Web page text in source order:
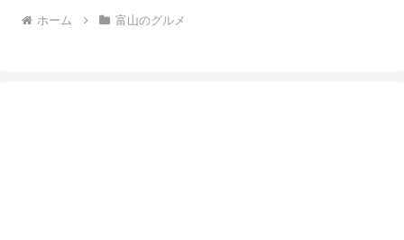
ホーム 富山のグルメ